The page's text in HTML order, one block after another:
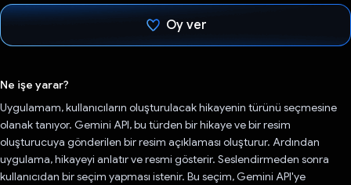
Oy ver
Ne işe yarar?
Uygulamam, kullanıcıların oluşturulacak hikayenin türünü seçmesine
olanak tanıyor. Gemini API, bu türden bir hikaye ve bir resim
oluşturucuya gönderilen bir resim açıklaması oluşturur. Ardından
uygulama, hikayeyi anlatır ve resmi gösterir. Seslendirmeden sonra
kullanıcıdan bir seçim yapması istenir. Bu seçim, Gemini API'ye